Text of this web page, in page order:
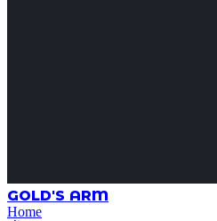
GOLD'S ARM
Home